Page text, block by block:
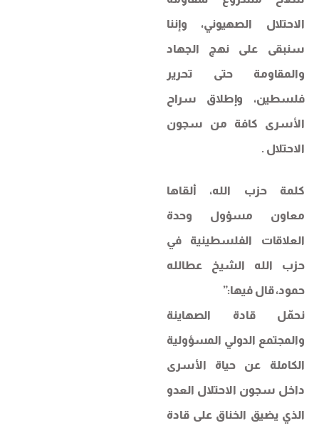
الاحتلال الصهيوني، وإننا
سنبقى على نهج الجهاد
والمقاومة حتى تحرير
فلسطين، وإطلاق سراح
الأسرى كافة من سجون
الاحتلال .
كلمة حزب الله، ألقاها
معاون مسؤول وحدة
العلاقات الفلسطينية في
حزب الله الشيخ عطالله
حمود، قال فيها:”
نحمّل قادة الصهاينة
والمجتمع الدولي المسؤولية
الكاملة عن حياة الأسرى
داخل سجون الاحتلال العدو
الذي يضيق الخناق على قادة